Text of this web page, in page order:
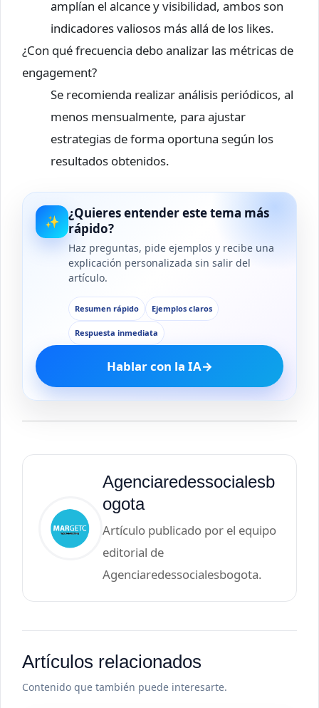
amplían el alcance y visibilidad, ambos son
indicadores valiosos más allá de los likes.
¿Con qué frecuencia debo analizar las métricas de
engagement?
Se recomienda realizar análisis periódicos, al
menos mensualmente, para ajustar
estrategias de forma oportuna según los
resultados obtenidos.
✨
¿Quieres entender este tema más
rápido?
Haz preguntas, pide ejemplos y recibe una
explicación personalizada sin salir del
artículo.
Resumen rápido Ejemplos claros
Respuesta inmediata
Hablar con la IA→
Agenciaredessocialesb
ogota
Artículo publicado por el equipo
editorial de
Agenciaredessocialesbogota.
Artículos relacionados
Contenido que también puede interesarte.